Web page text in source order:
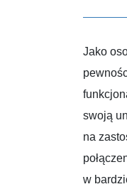
Jako
swoją
na
w